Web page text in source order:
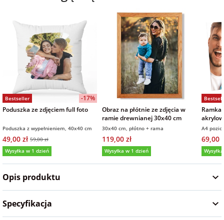
na wieczór
panieński
na wieczór
kawalerski
Bestseller
-17%
Poduszka ze zdjęciem full foto
Poduszka z wypełnieniem, 40x40 cm
49,00 zł 59,00 zł
Wysyłka w 1 dzień
Obraz na płótnie ze zdjęcia w
ramie drewnianej 30x40 cm
30x40 cm, płótno + rama
119,00 zł
Wysyłka w 1 dzień
Ramka
21x30
A4
69,00
Opis produktu
Specyfikacja